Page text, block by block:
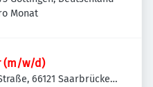
Monat
(m/w/d)
66121 Saarbrücken,